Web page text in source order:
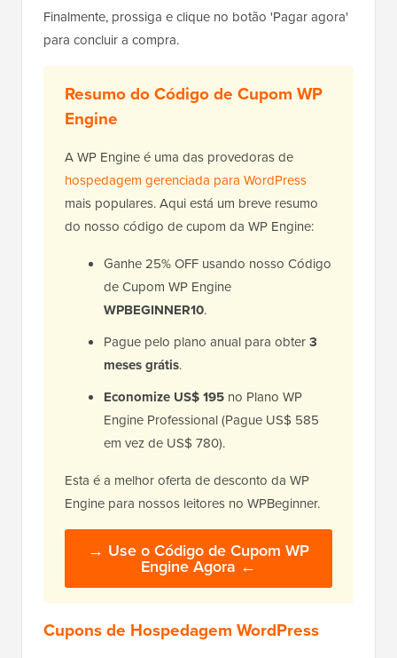
Finalmente, prossiga e clique no botão 'Pagar agora'
para concluir a compra.
Resumo do Código de Cupom WP
Engine
A WP Engine é uma das provedoras de
hospedagem gerenciada para WordPress
mais populares. Aqui está um breve resumo
do nosso código de cupom da WP Engine:
Ganhe 25% OFF usando nosso Código
de Cupom WP Engine
WPBEGINNER10.
Pague pelo plano anual para obter3
meses grátis.
Economize US$ 195 no Plano WP
Engine Professional (Pague US$ 585
em vez de US$ 780).
Esta é a melhor oferta de desconto da WP
Engine para nossos leitores no WPBeginner.
→ Use o Código de Cupom WP
Engine Agora ←
Cupons de Hospedagem WordPress